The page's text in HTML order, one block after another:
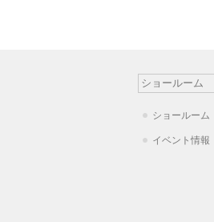
ショールーム
ショールーム
イベント情報